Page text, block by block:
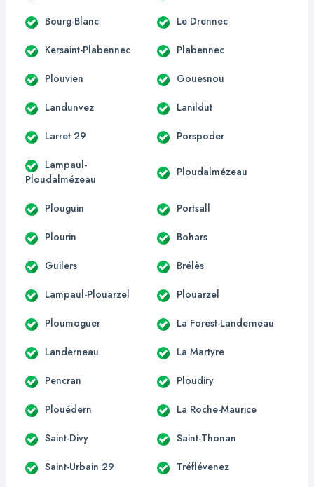
Bourg-Blanc Le Drennec
Kersaint-Plabennec Plabennec
Plouvien Gouesnou
Landunvez Lanildut
Larret 29 Porspoder
Lampaul-
Ploudalmézeau
Ploudalmézeau
Plouguin Portsall
Plourin Bohars
Guilers Brélès
Lampaul-Plouarzel Plouarzel
Ploumoguer La Forest-Landerneau
Landerneau La Martyre
Pencran Ploudiry
Plouédern La Roche-Maurice
Saint-Divy Saint-Thonan
Saint-Urbain 29 Tréflévenez